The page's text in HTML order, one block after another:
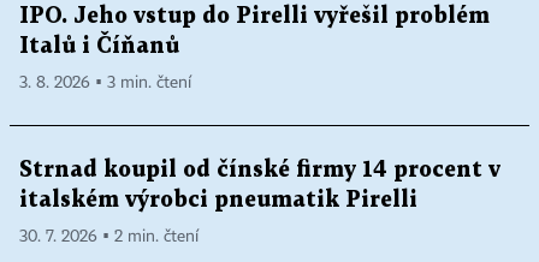
IPO. Jeho vstup do Pirelli vyřešil problém
Italů i Číňanů
3. 8. 2026 ▪ 3 min. čtení
Strnad koupil od čínské firmy 14 procent v
italském výrobci pneumatik Pirelli
30. 7. 2026 ▪ 2 min. čtení